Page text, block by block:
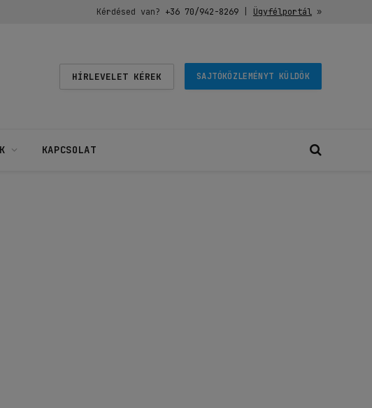
Kérdésed van? +36 70/942-8269| Ügyfélportál»
HÍRLEVELET KÉREK SAJTÓKÖZLEMÉNYT KÜLDÖK
KAPCSOLAT